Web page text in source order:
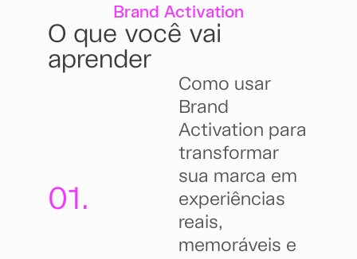
Brand Activation
O que você vai
aprender
01.
Como usar
Brand
Activation para
transformar
sua marca em
experiências
reais,
memoráveis e